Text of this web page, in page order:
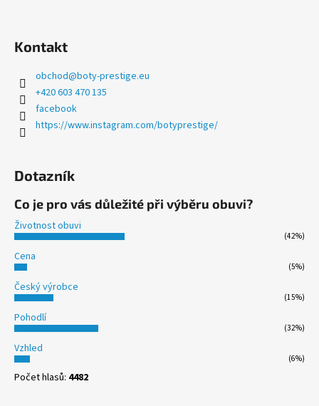
Kontakt
obchod@boty-prestige.eu
+420 603 470 135
facebook
https://www.instagram.com/botyprestige/
Dotazník
Co je pro vás důležité při výběru obuvi?
Životnost obuvi
(42%)
Cena
(5%)
Český výrobce
(15%)
Pohodlí
(32%)
Vzhled
(6%)
Počet hlasů: 4482